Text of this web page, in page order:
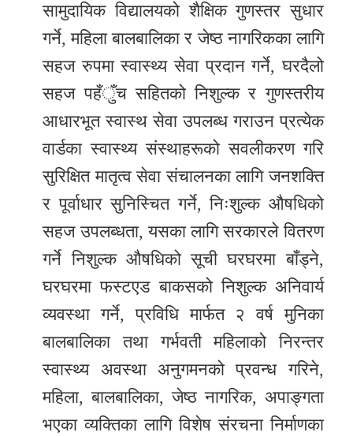
सामुदायिक विद्यालयको शैक्षिक गुणस्तर सुधार
गर्ने, महिला बालबालिका र जेष्ठ नागरिकका लागि
सहज रुपमा स्वास्थ्य सेवा प्रदान गर्ने, घरदैलो
सहज पहँुँच सहितको निशुल्क र गुणस्तरीय
आधारभूत स्वास्थ सेवा उपलब्ध गराउन प्रत्येक
वार्डका स्वास्थ्य संस्थाहरूको सवलीकरण गरि
सुरिक्षित मातृत्व सेवा संचालनका लागि जनशक्ति
र पूर्वाधार सुनिस्चित गर्ने, निःशुल्क औषधिको
सहज उपलब्धता, यसका लागि सरकारले वितरण
गर्ने निशुल्क औषधिको सूची घरघरमा बाँड्ने,
घरघरमा फस्टएड बाकसको निशुल्क अनिवार्य
व्यवस्था गर्ने, प्रविधि मार्फत २ वर्ष मुनिका
बालबालिका तथा गर्भवती महिलाको निरन्तर
स्वास्थ्य अवस्था अनुगमनको प्रवन्ध गरिने,
महिला, बालबालिका, जेष्ठ नागरिक, अपाङ्गता
भएका व्यक्तिका लागि विशेष संरचना निर्माणका